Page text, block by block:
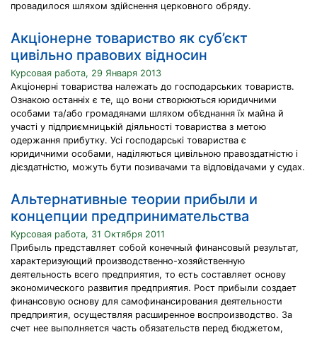
провадилося шляхом здійснення церковного обряду.
Акціонерне товариство як суб’єкт
цивільно правових відносин
Курсовая работа, 29 Января 2013
Акціонерні товариства належать до господарських товариств.
Ознакою останніх є те, що вони створюються юридичними
особами та/або громадянами шляхом об’єднання їх майна й
участі у підприємницькій діяльності товариства з метою
одержання прибутку. Усі господарські товариства є
юридичними особами, наділяються цивільною правоздатністю і
дієздатністю, можуть бути позивачами та відповідачами у судах.
Альтернативные теории прибыли и
концепции предпринимательства
Курсовая работа, 31 Октября 2011
Прибыль представляет собой конечный финансовый результат,
характеризующий производственно-хозяйственную
деятельность всего предприятия, то есть составляет основу
экономического развития предприятия. Рост прибыли создает
финансовую основу для самофинансирования деятельности
предприятия, осуществляя расширенное воспроизводство. За
счет нее выполняется часть обязательств перед бюджетом,